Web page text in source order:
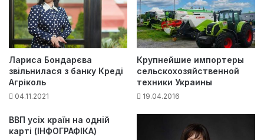
Лариса Бондарєва
звільнилася з банку Креді
Агріколь
04.11.2021
Крупнейшие импортеры
сельскохозяйственной
техники Украины
19.04.2016
ВВП усіх країн на одній
карті (ІНФОГРАФІКА)